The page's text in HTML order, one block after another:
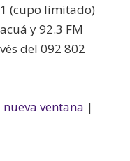
(cupo limitado)
y 92.3 FM
del 092 802
ventana |